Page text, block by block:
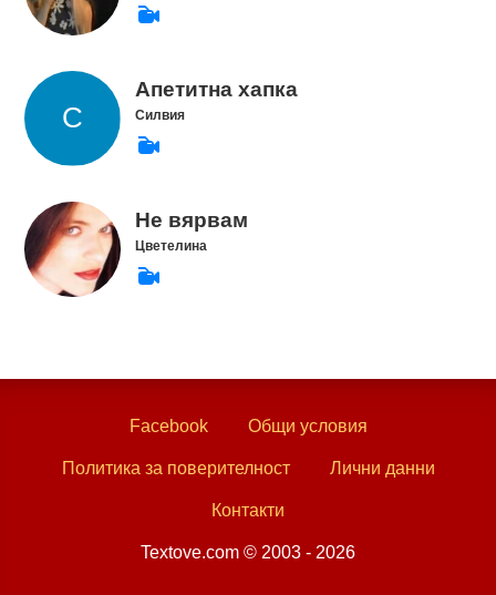
Апетитна хапка
Силвия
Не вярвам
Цветелина
Facebook Общи условия
Политика за поверителност Лични данни
Контакти
Textove.com © 2003 - 2026